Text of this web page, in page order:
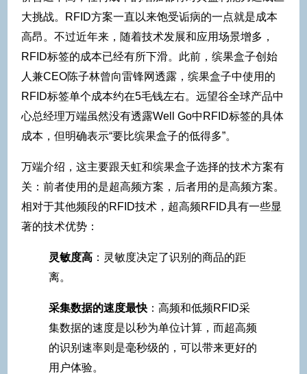
大挑战。RFID方案一直以来饱受诟病的一点就是成本
高昂。不过近年来，随着技术发展和应用场景增多，
RFID标签的成本已经有所下滑。此前，缤果盒子创始
人兼CEO陈子林曾向雷锋网透露，缤果盒子中使用的
RFID标签单个成本约在5毛钱左右。远望谷全球产品中
心总经理万端虽然没有透露Well Go中RFID标签的具体
成本，但明确表示“要比缤果盒子的低得多”。
万端介绍，这主要跟天虹和缤果盒子选择的技术方案有
关：前者使用的是超高频方案，后者用的是高频方案。
相对于其他频段的RFID技术，超高频RFID具有一些显
著的技术优势：
灵敏度高 ：灵敏度决定了识别的商品的距
离。
采集数据的速度最快 ：高频和低频RFID采
集数据的速度是以秒为单位计算，而超高频
的识别速率则是毫秒级的，可以带来更好的
用户体验。